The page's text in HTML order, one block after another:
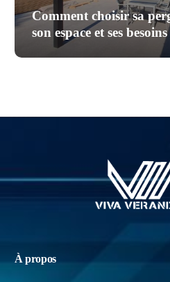
Comment choisir sa
son espace et ses besoins
À propos